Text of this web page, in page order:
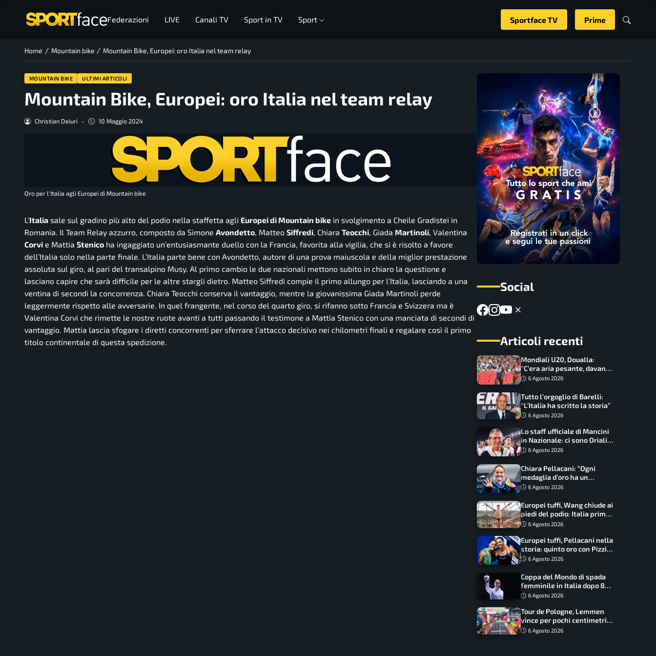
Federazioni LIVE Canali TV Sport in TV Sport Sportface TV Prime
Home / Mountain bike / Mountain Bike, Europei: oro Italia nel team relay
MOUNTAIN BIKE ULTIMI ARTICOLI
Mountain Bike, Europei: oro Italia nel team relay
Christian Deiuri - 10 Maggio 2024
Oro per l'Italia agli Europei di Mountain bike
L’Italia sale sul gradino più alto del podio nella staffetta agli Europei di Mountain bike in svolgimento a Cheile Gradistei in
Romania. Il Team Relay azzurro, composto da Simone Avondetto, Matteo Siffredi, Chiara Teocchi, Giada Martinoli, Valentina
Corvi e Mattia Stenico ha ingaggiato un’entusiasmante duello con la Francia, favorita alla vigilia, che si è risolto a favore
dell’Italia solo nella parte finale. L’Italia parte bene con Avondetto, autore di una prova maiuscola e della miglior prestazione
assoluta sul giro, al pari del transalpino Musy. Al primo cambio le due nazionali mettono subito in chiaro la questione e
lasciano capire che sarà difficile per le altre stargli dietro. Matteo Siffredi compie il primo allungo per l’Italia, lasciando a una
ventina di secondi la concorrenza. Chiara Teocchi conserva il vantaggio, mentre la giovanissima Giada Martinoli perde
leggermente rispetto alle avversarie. In quel frangente, nel corso del quarto giro, si rifanno sotto Francia e Svizzera ma è
Valentina Corvi che rimette le nostre ruote avanti a tutti passando il testimone a Mattia Stenico con una manciata di secondi di
vantaggio. Mattia lascia sfogare i diretti concorrenti per sferrare l’attacco decisivo nei chilometri finali e regalare così il primo
titolo continentale di questa spedizione.
Social
Articoli recenti
Mondiali U20, Doualla:
“C’era aria pesante, davano
le mascherine! Finale? Non
6 Agosto 2026
Tutto l’orgoglio di Barelli:
“L’Italia ha scritto la storia”
6 Agosto 2026
Lo staff ufficiale di Mancini
in Nazionale: ci sono Oriali e
Bonucci, confermato un
6 Agosto 2026
Chiara Pellacani: “Ogni
medaglia d’oro ha un
significato diverso. Ho fatto
6 Agosto 2026
Europei tuffi, Wang chiude ai
piedi del podio: Italia prima
nel medagliere
6 Agosto 2026
Europei tuffi, Pellacani nella
storia: quinto oro con Pizzini
nel sincro da 3 metri
6 Agosto 2026
Coppa del Mondo di spada
femminile in Italia dopo 8
anni, Alberta Santuccio: “Il
frutti”
6 Agosto 2026
Tour de Pologne, Lemmen
vince per pochi centimetri
su Scaroni: maxi-caduta e
6 Agosto 2026